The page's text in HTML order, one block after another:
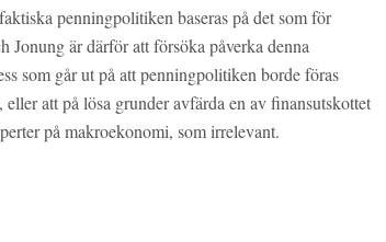
penningpolitiken baseras på det som för
är därför att försöka påverka denna
som går ut på att penningpolitiken borde föras
att på lösa grunder avfärda en av finansutskottet
på makroekonomi, som irrelevant.